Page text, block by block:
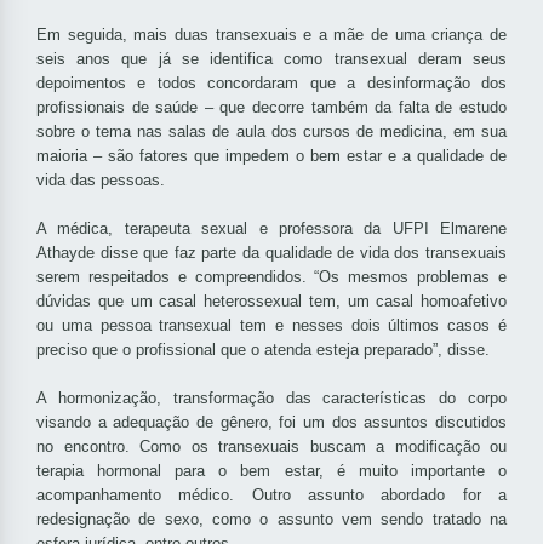
Em seguida, mais duas transexuais e a mãe de uma criança de
seis anos que já se identifica como transexual deram seus
depoimentos e todos concordaram que a desinformação dos
profissionais de saúde – que decorre também da falta de estudo
sobre o tema nas salas de aula dos cursos de medicina, em sua
maioria – são fatores que impedem o bem estar e a qualidade de
vida das pessoas.
A médica, terapeuta sexual e professora da UFPI Elmarene
Athayde disse que faz parte da qualidade de vida dos transexuais
serem respeitados e compreendidos. “Os mesmos problemas e
dúvidas que um casal heterossexual tem, um casal homoafetivo
ou uma pessoa transexual tem e nesses dois últimos casos é
preciso que o profissional que o atenda esteja preparado”, disse.
A hormonização, transformação das características do corpo
visando a adequação de gênero, foi um dos assuntos discutidos
no encontro. Como os transexuais buscam a modificação ou
terapia hormonal para o bem estar, é muito importante o
acompanhamento médico. Outro assunto abordado for a
redesignação de sexo, como o assunto vem sendo tratado na